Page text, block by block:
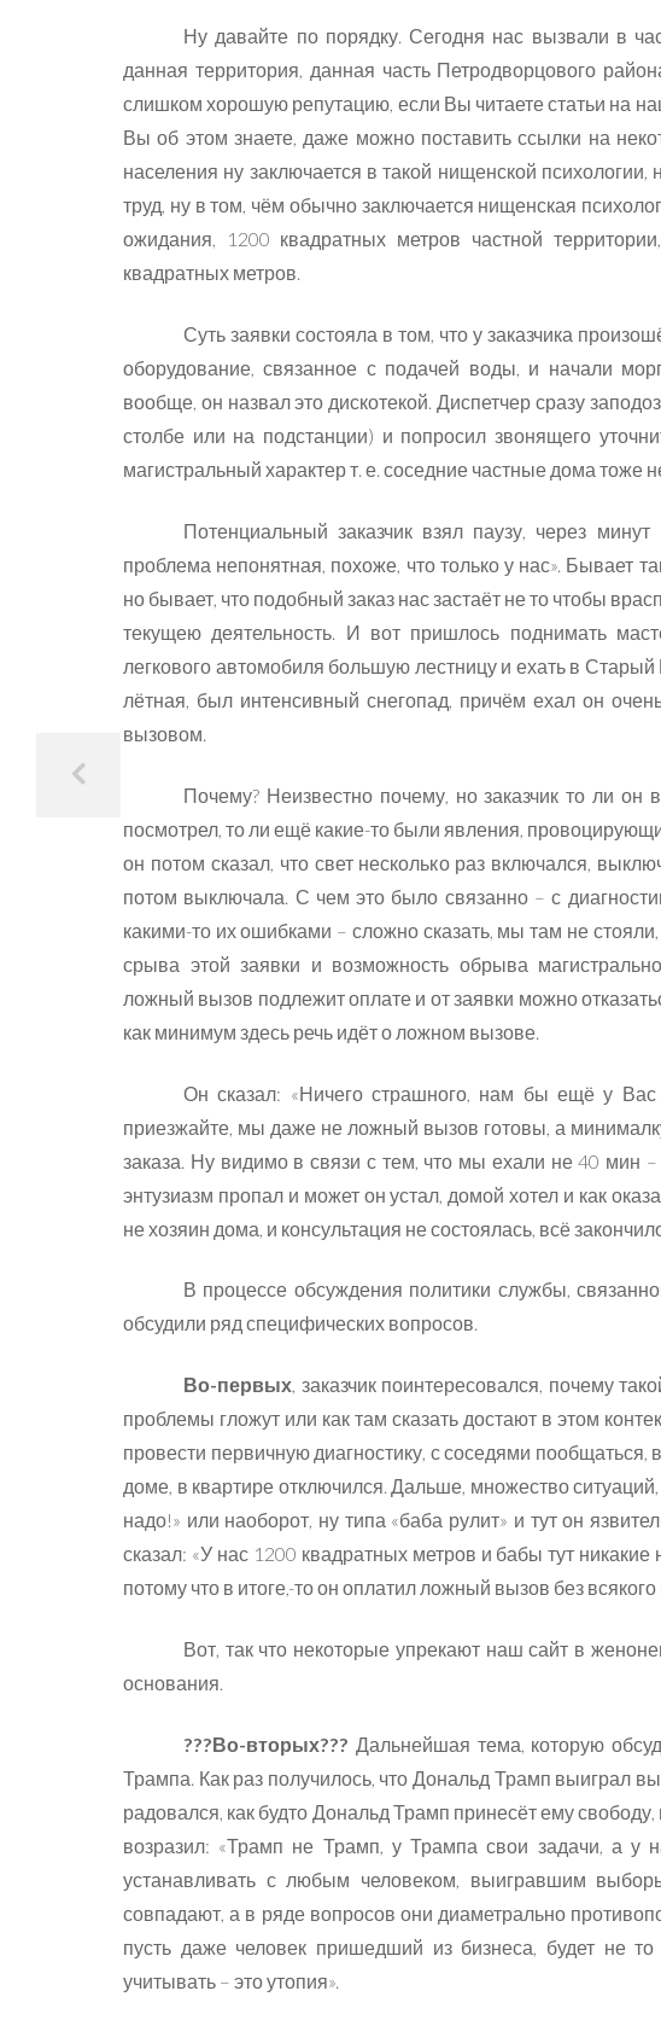
Ну давайте по порядку. Сегодня нас вызвали в
данная территория, данная часть Петродворцового
слишком хорошую репутацию, если Вы читаете статьи на
Вы об этом знаете, даже можно поставить ссылки на
населения ну заключается в такой нищенской
труд, ну в том, чём обычно заключается нищенская
ожидания, 1200 квадратных метров частной
квадратных метров.
Суть заявки состояла в том, что у заказчика
оборудование, связанное с подачей воды, и начали
вообще, он назвал это дискотекой. Диспетчер сразу
столбе или на подстанции) и попросил звонящего
магистральный характер т. е. соседние частные дома тоже
Потенциальный заказчик взял паузу, через
проблема непонятная, похоже, что только у нас». Бывает
но бывает, что подобный заказ нас застаёт не то чтобы
текущею деятельность. И вот пришлось поднимать
легкового автомобиля большую лестницу и ехать в
лётная, был интенсивный снегопад, причём ехал он
вызовом.
Почему? Неизвестно почему, но заказчик то ли он
посмотрел, то ли ещё какие-то были явления,
он потом сказал, что свет несколько раз включался,
потом выключала. С чем это было связанно – с
какими-то их ошибками – сложно сказать, мы там не
срыва этой заявки и возможность обрыва
ложный вызов подлежит оплате и от заявки можно
как минимум здесь речь идёт о ложном вызове.
Он сказал: «Ничего страшного, нам бы ещё у
приезжайте, мы даже не ложный вызов готовы, а
заказа. Ну видимо в связи с тем, что мы ехали не 40 мин –
энтузиазм пропал и может он устал, домой хотел и как
не хозяин дома, и консультация не состоялась, всё
В процессе обсуждения политики службы,
обсудили ряд специфических вопросов.
Во-первых, заказчик поинтересовался, почему
проблемы гложут или как там сказать достают в этом
провести первичную диагностику, с соседями
доме, в квартире отключился. Дальше, множество
надо!» или наоборот, ну типа «баба рулит» и тут он
сказал: «У нас 1200 квадратных метров и бабы тут
потому что в итоге,-то он оплатил ложный вызов без всякого
Вот, так что некоторые упрекают наш сайт в
основания.
???Во-вторых??? Дальнейшая тема, которую
Трампа. Как раз получилось, что Дональд Трамп выиграл
радовался, как будто Дональд Трамп принесёт ему
возразил: «Трамп не Трамп, у Трампа свои задачи, а у
устанавливать с любым человеком, выигравшим
совпадают, а в ряде вопросов они диаметрально
пусть даже человек пришедший из бизнеса, будет не
учитывать – это утопия».